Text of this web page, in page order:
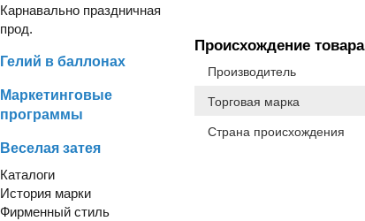
Карнавально праздничная
прод.
Гелий в баллонах
Маркетинговые
программы
Веселая затея
Каталоги
История марки
Фирменный стиль
Происхождение товара
Производитель
Торговая марка
Страна происхождения